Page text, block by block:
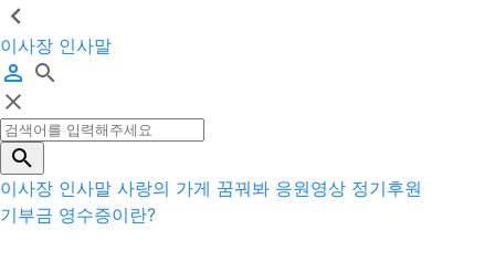
이사장 인사말
이사장 인사말 사랑의 가게 꿈꿔봐 응원영상 정기후원
기부금 영수증이란?